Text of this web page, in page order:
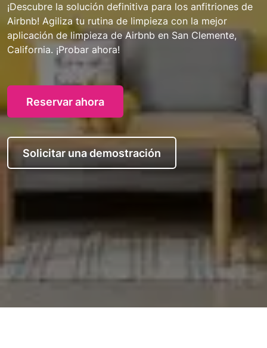
¡Descubre la solución definitiva para los anfitriones de
Airbnb! Agiliza tu rutina de limpieza con la mejor
aplicación de limpieza de Airbnb en San Clemente,
California. ¡Probar ahora!
Reservar ahora
Solicitar una demostración